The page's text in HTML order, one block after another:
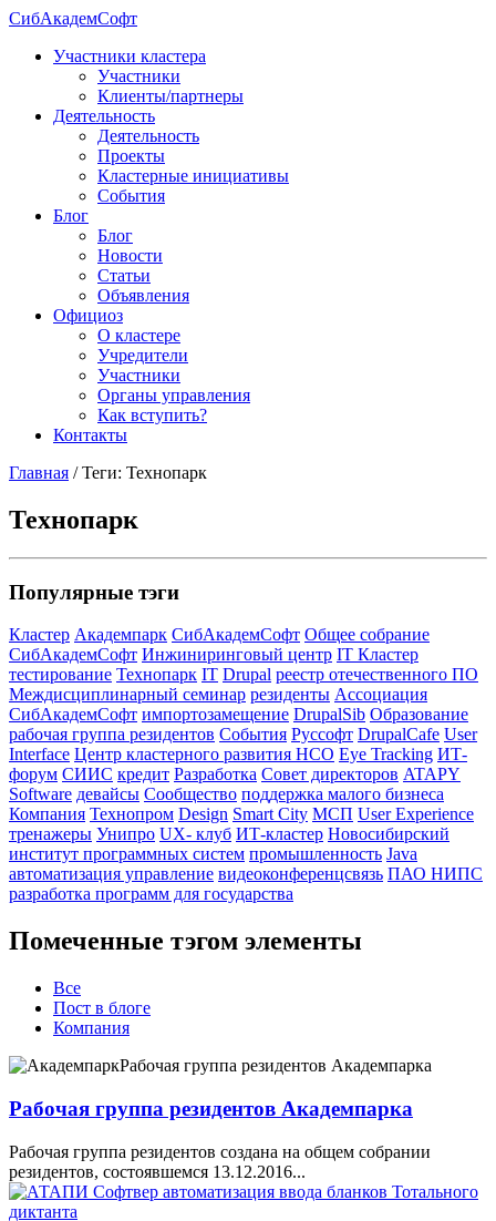
СибАкадемСофт
Участники кластера
Участники
Клиенты/партнеры
Деятельность
Деятельность
Проекты
Кластерные инициативы
События
Блог
Блог
Новости
Статьи
Объявления
Официоз
О кластере
Учредители
Участники
Органы управления
Как вступить?
Контакты
Главная /Теги: Технопарк
Технопарк
Популярные тэги
Кластер Академпарк СибАкадемСофт Общее собрание
СибАкадемСофт Инжиниринговый центр IT Кластер
тестирование Технопарк IT Drupal реестр отечественного ПО
Междисциплинарный семинар резиденты Ассоциация
СибАкадемСофт импортозамещение DrupalSib Образование
рабочая группа резидентов События Руссофт DrupalCafe User
Interface Центр кластерного развития НСО Eye Tracking ИТ-
форум СИИС кредит Разработка Совет директоров ATAPY
Software девайсы Сообщество поддержка малого бизнеса
Компания Технопром Design Smart City МСП User Experience
тренажеры Унипро UX- клуб ИТ-кластер Новосибирский
институт программных систем промышленность Java
автоматизация управление видеоконференцсвязь ПАО НИПС
разработка программ для государства
Помеченные тэгом элементы
Все
Пост в блоге
Компания
Рабочая группа резидентов Академпарка
Рабочая группа резидентов создана на общем собрании
резидентов, состоявшемся 13.12.2016...